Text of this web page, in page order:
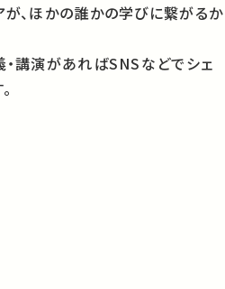
、ほかの誰かの学びに繋がるか
・講演があればSNSなどでシェ